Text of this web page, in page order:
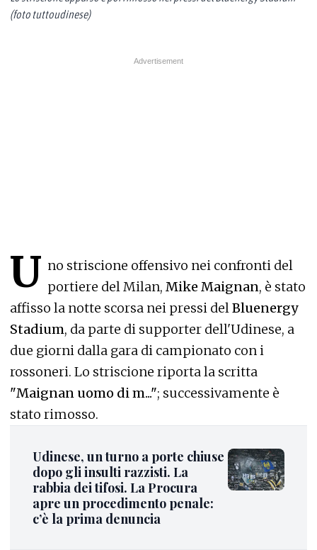
(foto tuttoudinese)
U no striscione offensivo nei confronti del
portiere del Milan, Mike Maignan, è stato
affisso la notte scorsa nei pressi delBluenergy
Stadium, da parte di supporter dell'Udinese, a
due giorni dalla gara di campionato con i
rossoneri. Lo striscione riporta la scritta
"Maignan uomo di m..."; successivamente è
stato rimosso.
Udinese, un turno a porte chiuse
dopo gli insulti razzisti. La
rabbia dei tifosi. La Procura
apre un procedimento penale:
c’è la prima denuncia